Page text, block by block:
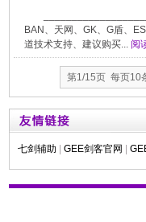
BAN、天网、GK、G盾、
道技术支持、建议购买... 阅
第1/15页 每页10
七剑辅助 GEE剑客官网